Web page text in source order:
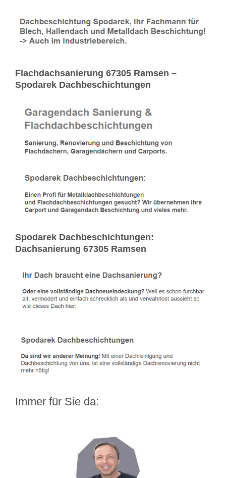
Flachdachsanierung 67305 Ramsen –
Spodarek Dachbeschichtungen
Spodarek Dachbeschichtungen:
Dachsanierung 67305 Ramsen
Immer für Sie da: